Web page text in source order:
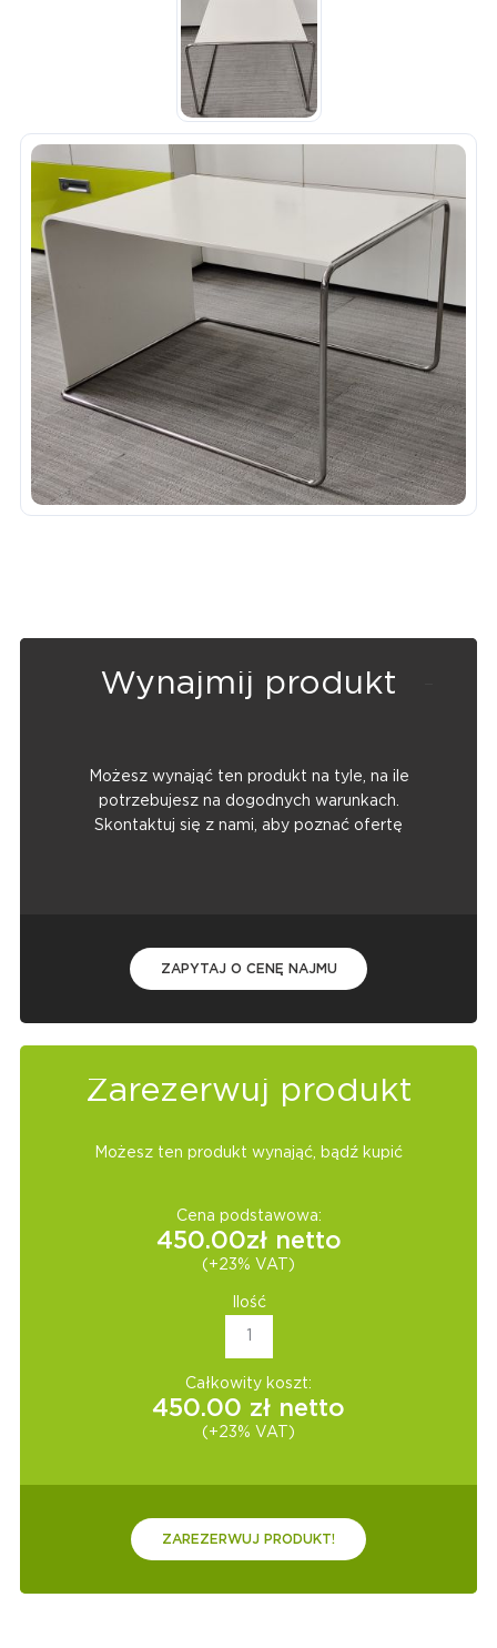
Wynajmij produkt
Możesz wynająć ten produkt na tyle, na ile
potrzebujesz na dogodnych warunkach.
Skontaktuj się z nami, aby poznać ofertę
ZAPYTAJ O CENĘ NAJMU
Zarezerwuj produkt
Możesz ten produkt wynająć, bądź kupić
Cena podstawowa:
450.00zł netto
(+23% VAT)
Ilość
Całkowity koszt:
450.00 zł netto
(+23% VAT)
ZAREZERWUJ PRODUKT!